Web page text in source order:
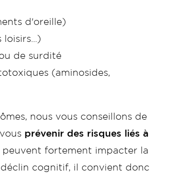
d'oreille)
de surdité
(aminosides,
nous vous conseillons de
prévenir des risques liés à
peuvent fortement impacter la
déclin cognitif, il convient donc